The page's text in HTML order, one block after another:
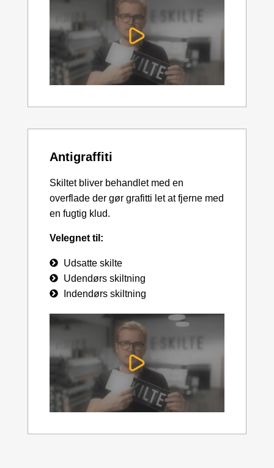
Antigraffiti
Skiltet bliver behandlet med en
overflade der gør grafitti let at fjerne med
en fugtig klud.
Velegnet til:
Udsatte skilte
Udendørs skiltning
Indendørs skiltning